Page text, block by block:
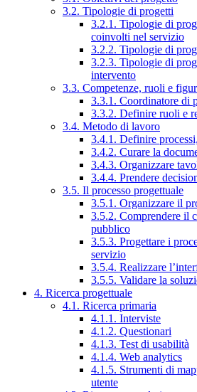
3.2. Tipologie di progetti
3.2.1. Tipologie di
coinvolti nel servizio
3.2.2. Tipologie di
3.2.3. Tipologie di
intervento
3.3. Competenze, ruoli e
3.3.1. Coordinatore di
3.3.2. Definire ruoli e
3.4. Metodo di lavoro
3.4.1. Definire
3.4.2. Curare la
3.4.3. Organizzare
3.4.4. Prendere
3.5. Il processo progettuale
3.5.1. Organizzare il
3.5.2. Comprendere il
pubblico
3.5.3. Progettare i
servizio
3.5.4. Realizzare
3.5.5. Validare la
4. Ricerca progettuale
4.1. Ricerca primaria
4.1.1. Interviste
4.1.2. Questionari
4.1.3. Test di usabilità
4.1.4. Web analytics
4.1.5. Strumenti di
utente